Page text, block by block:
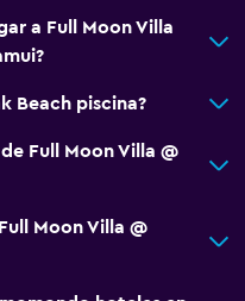
a Full Moon Villa
Beach piscina?
Full Moon Villa @
Moon Villa @